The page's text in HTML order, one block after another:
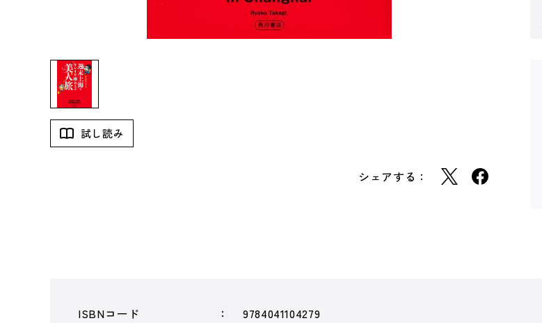
試し読み
シェアする：
ISBNコード
9784041104279